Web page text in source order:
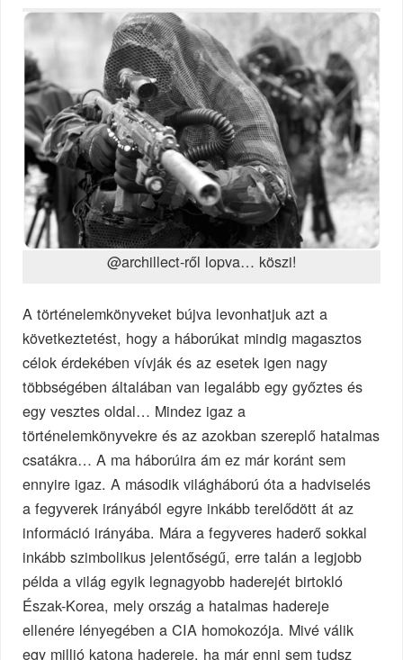
@archillect-ről lopva… köszi!
A történelemkönyveket bújva levonhatjuk azt a
következtetést, hogy a háborúkat mindig magasztos
célok érdekében vívják és az esetek igen nagy
többségében általában van legalább egy győztes és
egy vesztes oldal… Mindez igaz a
történelemkönyvekre és az azokban szereplő hatalmas
csatákra… A ma háborúira ám ez már koránt sem
ennyire igaz. A második világháború óta a hadviselés
a fegyverek irányából egyre inkább terelődött át az
információ irányába. Mára a fegyveres haderő sokkal
inkább szimbolikus jelentőségű, erre talán a legjobb
példa a világ egyik legnagyobb haderejét birtokló
Észak-Korea, mely ország a hatalmas hadereje
ellenére lényegében a CIA homokozója. Mivé válik
egy millió katona hadereje, ha már enni sem tudsz